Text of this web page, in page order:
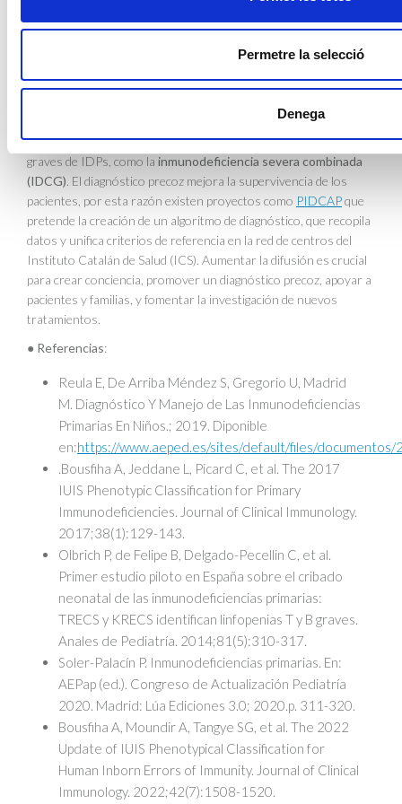
Permetre la selecció
Denega
Inmunodeficiencias Primarias (IDPs)?
Alrededor de 1.5 millón de pacientes en Europa están afectados
por algún tipo de IDP, en muchos casos, sin ser diagnosticados.
orientar el diagnóstico, pero también es necesario realizar
pruebas de cribado neonatal para poder detectar las formas más
graves de IDPs, como la inmunodeficiencia severa combinada
(IDCG) . El diagnóstico precoz mejora la supervivencia de los
pacientes, por esta razón existen proyectos como PIDCAPque
pretende la creación de un algoritmo de diagnóstico, que recopila
datos y unifica criterios de referencia en la red de centros del
Instituto Catalán de Salud (ICS). Aumentar la difusión es crucial
para crear conciencia, promover un diagnóstico precoz, apoyar a
pacientes y familias, y fomentar la investigación de nuevos
tratamientos.
● Referencias:
Reula E, De Arriba Méndez S, Gregorio U, Madrid
M. Diagnóstico Y Manejo de Las Inmunodeficiencias
Primarias En Niños.; 2019. Diponible
en:https://www.aeped.es/sites/default/files/documentos/
.Bousfiha A, Jeddane L, Picard C, et al. The 2017
IUIS Phenotypic Classification for Primary
Immunodeficiencies. Journal of Clinical Immunology.
2017;38(1):129-143.
Olbrich P, de Felipe B, Delgado-Pecellin C, et al.
Primer estudio piloto en España sobre el cribado
neonatal de las inmunodeficiencias primarias:
TRECS y KRECS identifican linfopenias T y B graves.
Anales de Pediatría. 2014;81(5):310-317.
Soler-Palacín P. Inmunodeficiencias primarias. En:
AEPap (ed.). Congreso de Actualización Pediatría
2020. Madrid: Lúa Ediciones 3.0; 2020.p. 311-320.
Bousfiha A, Moundir A, Tangye SG, et al. The 2022
Update of IUIS Phenotypical Classification for
Human Inborn Errors of Immunity. Journal of Clinical
Immunology. 2022;42(7):1508-1520.